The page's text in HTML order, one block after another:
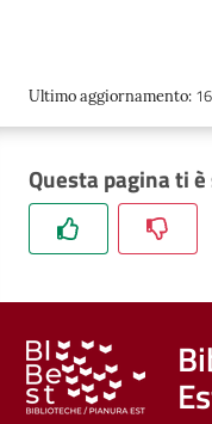
Chiedi al
bibliotecario
Contatti
Ultimo aggiornamento:
Questa pagina ti